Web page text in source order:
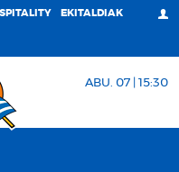
EKITALDIAK
ABU. 07 | 15:30